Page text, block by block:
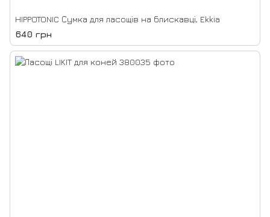
HIPPOTONIC Сумка для ласощів на блискавці, Ekkia
640 грн